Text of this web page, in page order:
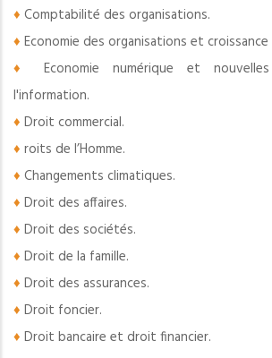
♦ Comptabilité des organisations.
♦ Economie des organisations et
♦ Economie numérique et
l'information.
♦ Droit commercial.
♦ roits de l’Homme.
♦ Changements climatiques.
♦ Droit des affaires.
♦ Droit des sociétés.
♦ Droit de la famille.
♦ Droit des assurances.
♦ Droit foncier.
♦ Droit bancaire et droit financier.